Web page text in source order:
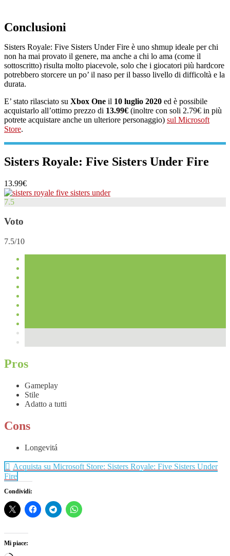
Conclusioni
Sisters Royale: Five Sisters Under Fire è uno shmup ideale per chi
non ha mai provato il genere, ma anche a chi lo ama (come il
sottoscritto) risulta molto piacevole, solo che i giocatori più hardcore
potrebbero storcere un po’ il naso per il basso livello di difficoltà e la
durata.
E’ stato rilasciato su Xbox One il 10 luglio 2020 ed è possibile
acquistarlo all’ottimo prezzo di 13.99€ (inoltre con soli 2.79€ in più
potrete acquistare anche un ulteriore personaggio) sul Microsoft
Store.
Sisters Royale: Five Sisters Under Fire
13.99€
7.5
Voto
7.5/10
Pros
Gameplay
Stile
Adatto a tutti
Cons
Longevitá
Acquista su Microsoft Store: Sisters Royale: Five Sisters Under
Fire
Condividi:
Mi piace: